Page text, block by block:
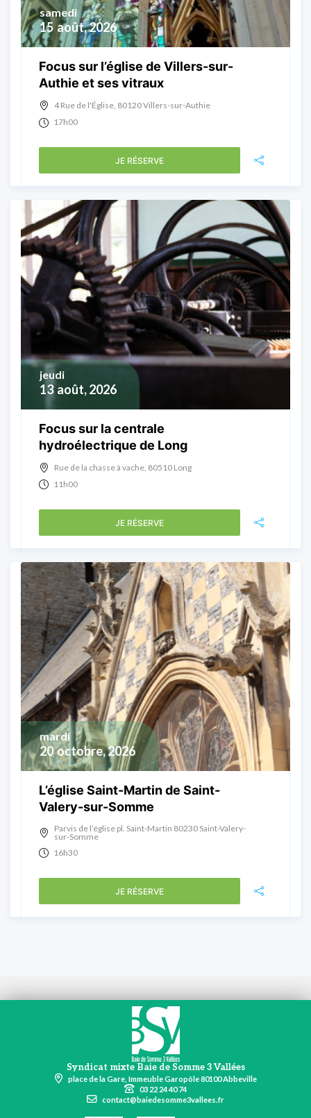
15 août, 2026
samedi
Focus sur l’église de Villers-sur-
Authie et ses vitraux
4 Rue de l'Église, 80120 Villers-sur-Authie
17h00
JE RÉSERVE
13 août, 2026
jeudi
Focus sur la centrale
hydroélectrique de Long
Rue de la chasse à vache, 80510 Long
11h00
JE RÉSERVE
20 octobre, 2026
mardi
L’église Saint-Martin de Saint-
Valery-sur-Somme
Parvis de l’église pl. Saint-Martin 80230 Saint-Valery-
sur-Somme
16h30
JE RÉSERVE
Syndicat mixte Baie de Somme 3 Vallées
place de la Gare, Immeuble Garopôle 80100 Abbeville
03 22 24 40 74
contact@baiedesomme3vallees.fr